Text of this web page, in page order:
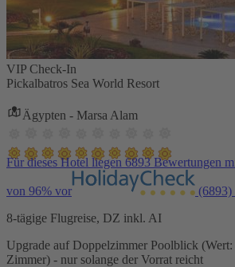
VIP Check-In
Pickalbatros Sea World Resort
Ägypten - Marsa Alam
Für dieses Hotel liegen 6893 Bewertungen
von 96% vor (6893)
8-tägige Flugreise, DZ inkl. AI
Upgrade auf Doppelzimmer Poolblick
Zimmer) - nur solange der Vorrat reicht